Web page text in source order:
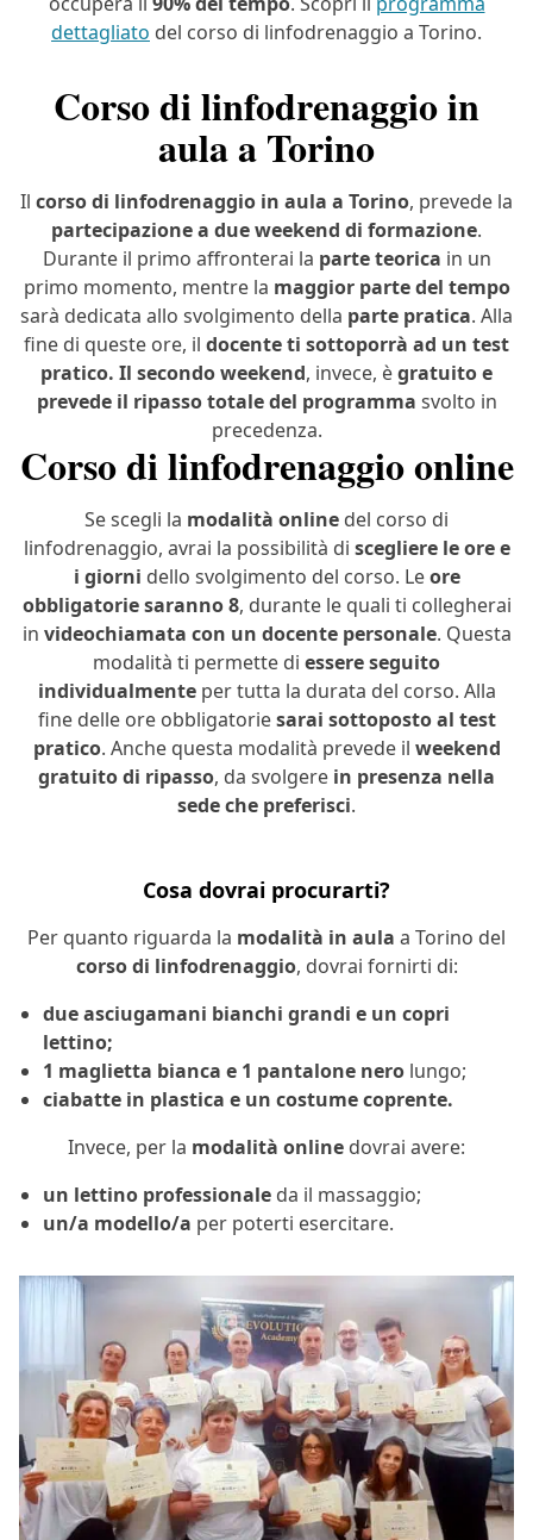
dettagliato del corso di linfodrenaggio a Torino.
Corso di linfodrenaggio in
aula a Torino
Il corso di linfodrenaggio in aula a Torino, prevede la
partecipazione a due weekend di formazione.
Durante il primo affronterai la parte teorica in un
primo momento, mentre la maggior parte del tempo
sarà dedicata allo svolgimento della parte pratica. Alla
fine di queste ore, il docente ti sottoporrà ad un test
pratico. Il secondo weekend, invece, ègratuito e
prevede il ripasso totale del programma svolto in
precedenza.
Corso di linfodrenaggio online
Se scegli la modalità online del corso di
linfodrenaggio, avrai la possibilità di scegliere le ore e
i giorni dello svolgimento del corso. Leore
obbligatorie saranno 8, durante le quali ti collegherai
in videochiamata con un docente personale. Questa
modalità ti permette di essere seguito
individualmenteper tutta la durata del corso. Alla
fine delle ore obbligatoriesarai sottoposto al test
pratico. Anche questa modalità prevede il weekend
gratuito di ripasso, da svolgere in presenza nella
sede che preferisci.
Cosa dovrai procurarti?
Per quanto riguarda la modalità in aula a Torino del
corso di linfodrenaggio, dovrai fornirti di:
due asciugamani bianchi grandi e un copri
lettino;
1 maglietta bianca e 1 pantalone nero lungo;
ciabatte in plastica e un costume coprente.
Invece, per la modalità online dovrai avere:
un lettino professionale da il massaggio;
un/a modello/a per poterti esercitare.